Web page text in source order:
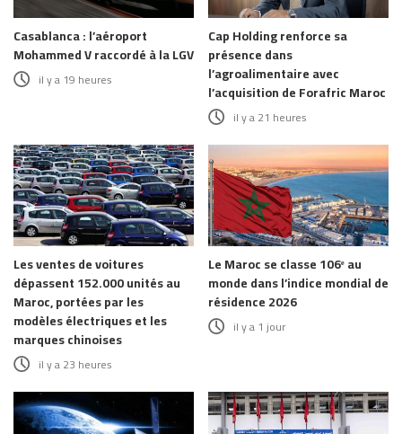
Casablanca : l’aéroport
Mohammed V raccordé à la LGV
il y a 19 heures
Cap Holding renforce sa
présence dans
l’agroalimentaire avec
l’acquisition de Forafric Maroc
il y a 21 heures
Les ventes de voitures
dépassent 152.000 unités au
Maroc, portées par les
modèles électriques et les
marques chinoises
il y a 23 heures
Le Maroc se classe 106ᵉ au
monde dans l’indice mondial de
résidence 2026
il y a 1 jour